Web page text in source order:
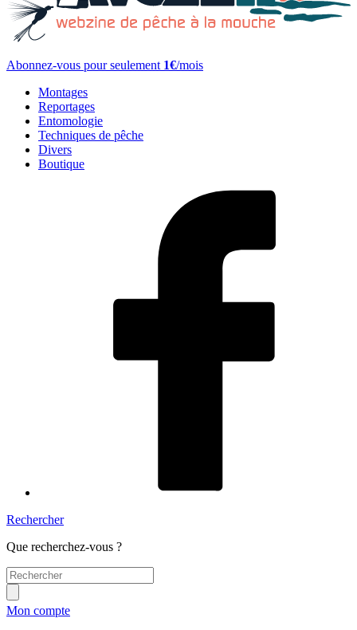
Abonnez-vous pour seulement 1€/mois
Montages
Reportages
Entomologie
Techniques de pêche
Divers
Boutique
Rechercher
Que recherchez-vous ?
Mon compte